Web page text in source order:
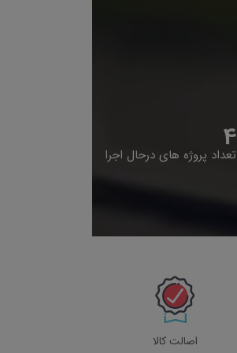
4
تعداد پروژه های درحال اجرا
اصالت کالا